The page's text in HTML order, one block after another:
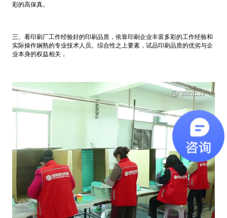
彩的高保真。
三、看印刷厂工作经验好的印刷品质，依靠印刷企业丰富多彩的工作经验和
实际操作娴熟的专业技术人员。综合性之上要素，试品印刷品质的优劣与企
业本身的权益相关，